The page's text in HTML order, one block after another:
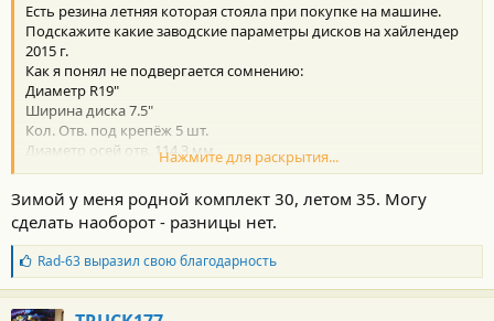
Есть резина летняя которая стояла при покупке на машине.
Подскажите какие заводские параметры дисков на хайлендер
2015 г.
Как я понял не подвергается сомнению:
Диаметр R19"
Ширина диска 7.5"
Кол. Отв. под крепёж 5 шт.
Диаметр осей отв. 114.3 мм
Диаметр посадочный 60.1 мм
А вот с вылетом все-таки 30 или 35 мм?
Нажмите для раскрытия...
Зимой у меня родной комплект 30, летом 35. Могу
сделать наоборот - разницы нет.
Б
л
а
г
Rad-63выразил свою благодарность